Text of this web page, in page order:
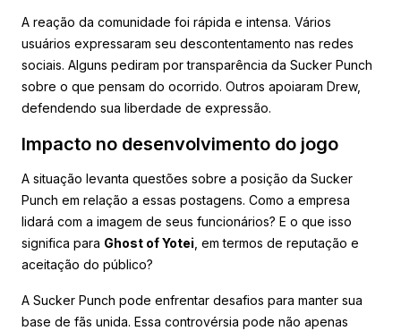
A reação da comunidade foi rápida e intensa. Vários
usuários expressaram seu descontentamento nas redes
sociais. Alguns pediram por transparência da Sucker Punch
sobre o que pensam do ocorrido. Outros apoiaram Drew,
defendendo sua liberdade de expressão.
Impacto no desenvolvimento do jogo
A situação levanta questões sobre a posição da Sucker
Punch em relação a essas postagens. Como a empresa
lidará com a imagem de seus funcionários? E o que isso
significa para Ghost of Yotei , em termos de reputação e
aceitação do público?
A Sucker Punch pode enfrentar desafios para manter sua
base de fãs unida. Essa controvérsia pode não apenas